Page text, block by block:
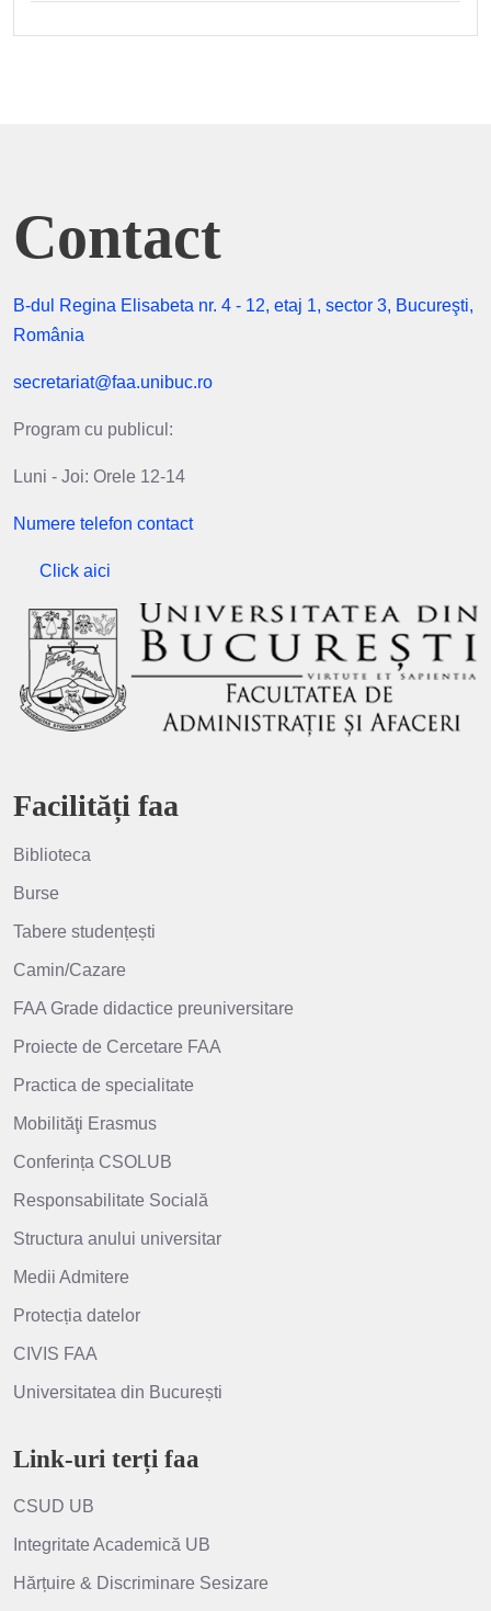
Contact
B-dul Regina Elisabeta nr. 4 - 12, etaj 1, sector 3, Bucureşti,
România
secretariat@faa.unibuc.ro
Program cu publicul:
Luni - Joi: Orele 12-14
Numere telefon contact
Click aici
Facilități faa
Biblioteca
Burse
Tabere studențești
Camin/Cazare
FAA Grade didactice preuniversitare
Proiecte de Cercetare FAA
Practica de specialitate
Mobilităţi Erasmus
Conferința CSOLUB
Responsabilitate Socială
Structura anului universitar
Medii Admitere
Protecția datelor
CIVIS FAA
Universitatea din București
Link-uri terți faa
CSUD UB
Integritate Academică UB
Hărțuire & Discriminare Sesizare